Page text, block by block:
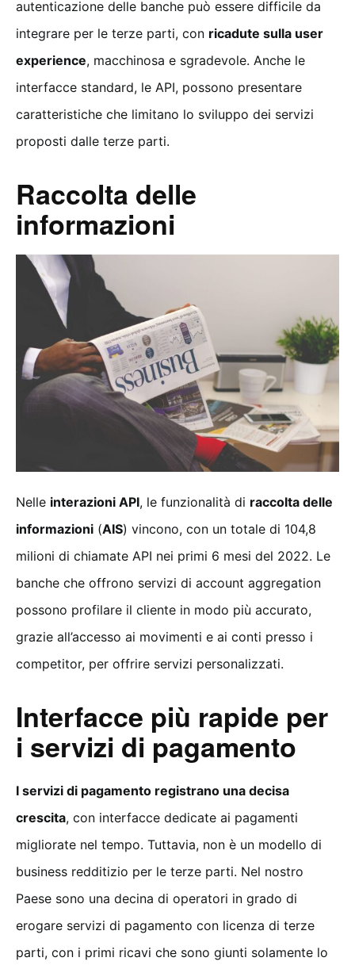
autenticazione delle banche può essere difficile da
integrare per le terze parti, con ricadute sulla user
experience, macchinosa e sgradevole. Anche le
interfacce standard, le API, possono presentare
caratteristiche che limitano lo sviluppo dei servizi
proposti dalle terze parti.
Raccolta delle
informazioni
Nelle interazioni API, le funzionalità di raccolta delle
informazioni (AIS) vincono, con un totale di 104,8
milioni di chiamate API nei primi 6 mesi del 2022. Le
banche che offrono servizi di account aggregation
possono profilare il cliente in modo più accurato,
grazie all’accesso ai movimenti e ai conti presso i
competitor, per offrire servizi personalizzati.
Interfacce più rapide per
i servizi di pagamento
I servizi di pagamento registrano una decisa
crescita, con interfacce dedicate ai pagamenti
migliorate nel tempo. Tuttavia, non è un modello di
business redditizio per le terze parti. Nel nostro
Paese sono una decina di operatori in grado di
erogare servizi di pagamento con licenza di terze
parti, con i primi ricavi che sono giunti solamente lo